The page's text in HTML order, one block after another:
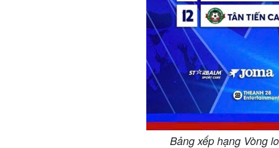
Bảng xếp hạng Vòng